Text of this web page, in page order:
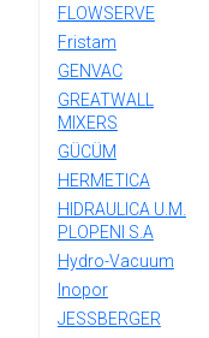
FLOWSERVE
Fristam
GENVAC
GREATWALL
MIXERS
GÜCÜM
HERMETICA
HIDRAULICA U.M.
PLOPENI S.A
Hydro-Vacuum
Inopor
JESSBERGER